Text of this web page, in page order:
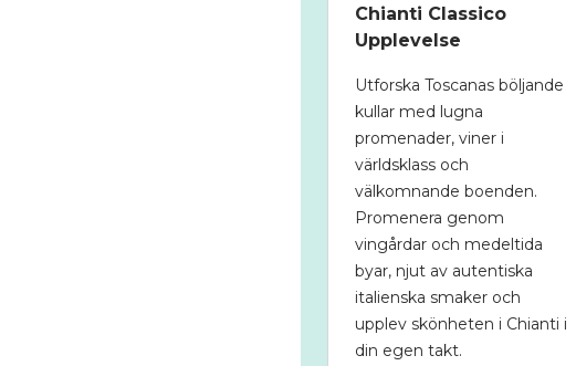
Chianti Classico
Upplevelse
Utforska Toscanas böljande
kullar med lugna
promenader, viner i
världsklass och
välkomnande boenden.
Promenera genom
vingårdar och medeltida
byar, njut av autentiska
italienska smaker och
upplev skönheten i Chianti i
din egen takt.